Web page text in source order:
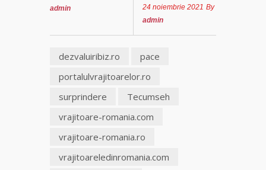
Clarvăzătoarea
admin
24 noiembrie 2021 By
admin
dezvaluiribiz.ro
pace
portalulvrajitoarelor.ro
surprindere
Tecumseh
vrajitoare-romania.com
vrajitoare-romania.ro
vrajitoareledinromania.com